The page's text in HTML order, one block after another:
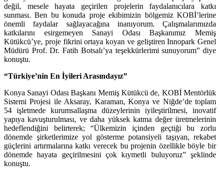
değil, mesele hayata geçirilen projelerin faydalanıcılara katkı
sunması. Ben bu konuda proje ekibimizin bölgemiz KOBİ’lerine
önemli faydalar sağlayacağına inanıyorum. Çalışmalarımızda
katkılarını esirgemeyen Sanayi Odası Başkanımız Memiş
Kütükcü’ye, proje fikrini ortaya koyan ve geliştiren Innopark Genel
Müdürü Prof. Dr. Fatih Botsalı’ya teşekkürlerimi sunuyorum” diye
konuştu.
“Türkiye’nin En İyileri Arasındayız”
Konya Sanayi Odası Başkanı Memiş Kütükcü de, KOBİ Mentörlük
Sistemi Projesi ile Aksaray, Karaman, Konya ve Niğde’de toplam
54 işletmede kurumsallaşma düzeylerinin iyileştirilmesi, inovatif
yapıya kavuşturulması, ve daha yüksek katma değer üretmelerinin
hedeflendiğini belirterek; “Ülkemizin içinden geçtiği bu zorlu
dönemde şirketlerimize yol gösterme potansiyeli taşıyan, rekabet
güçlerini artırmalarına katkı verecek bu projenin özellikle böyle bir
dönemde hayata geçirilmesini çok kıymetli buluyoruz” şeklinde
konuştu.